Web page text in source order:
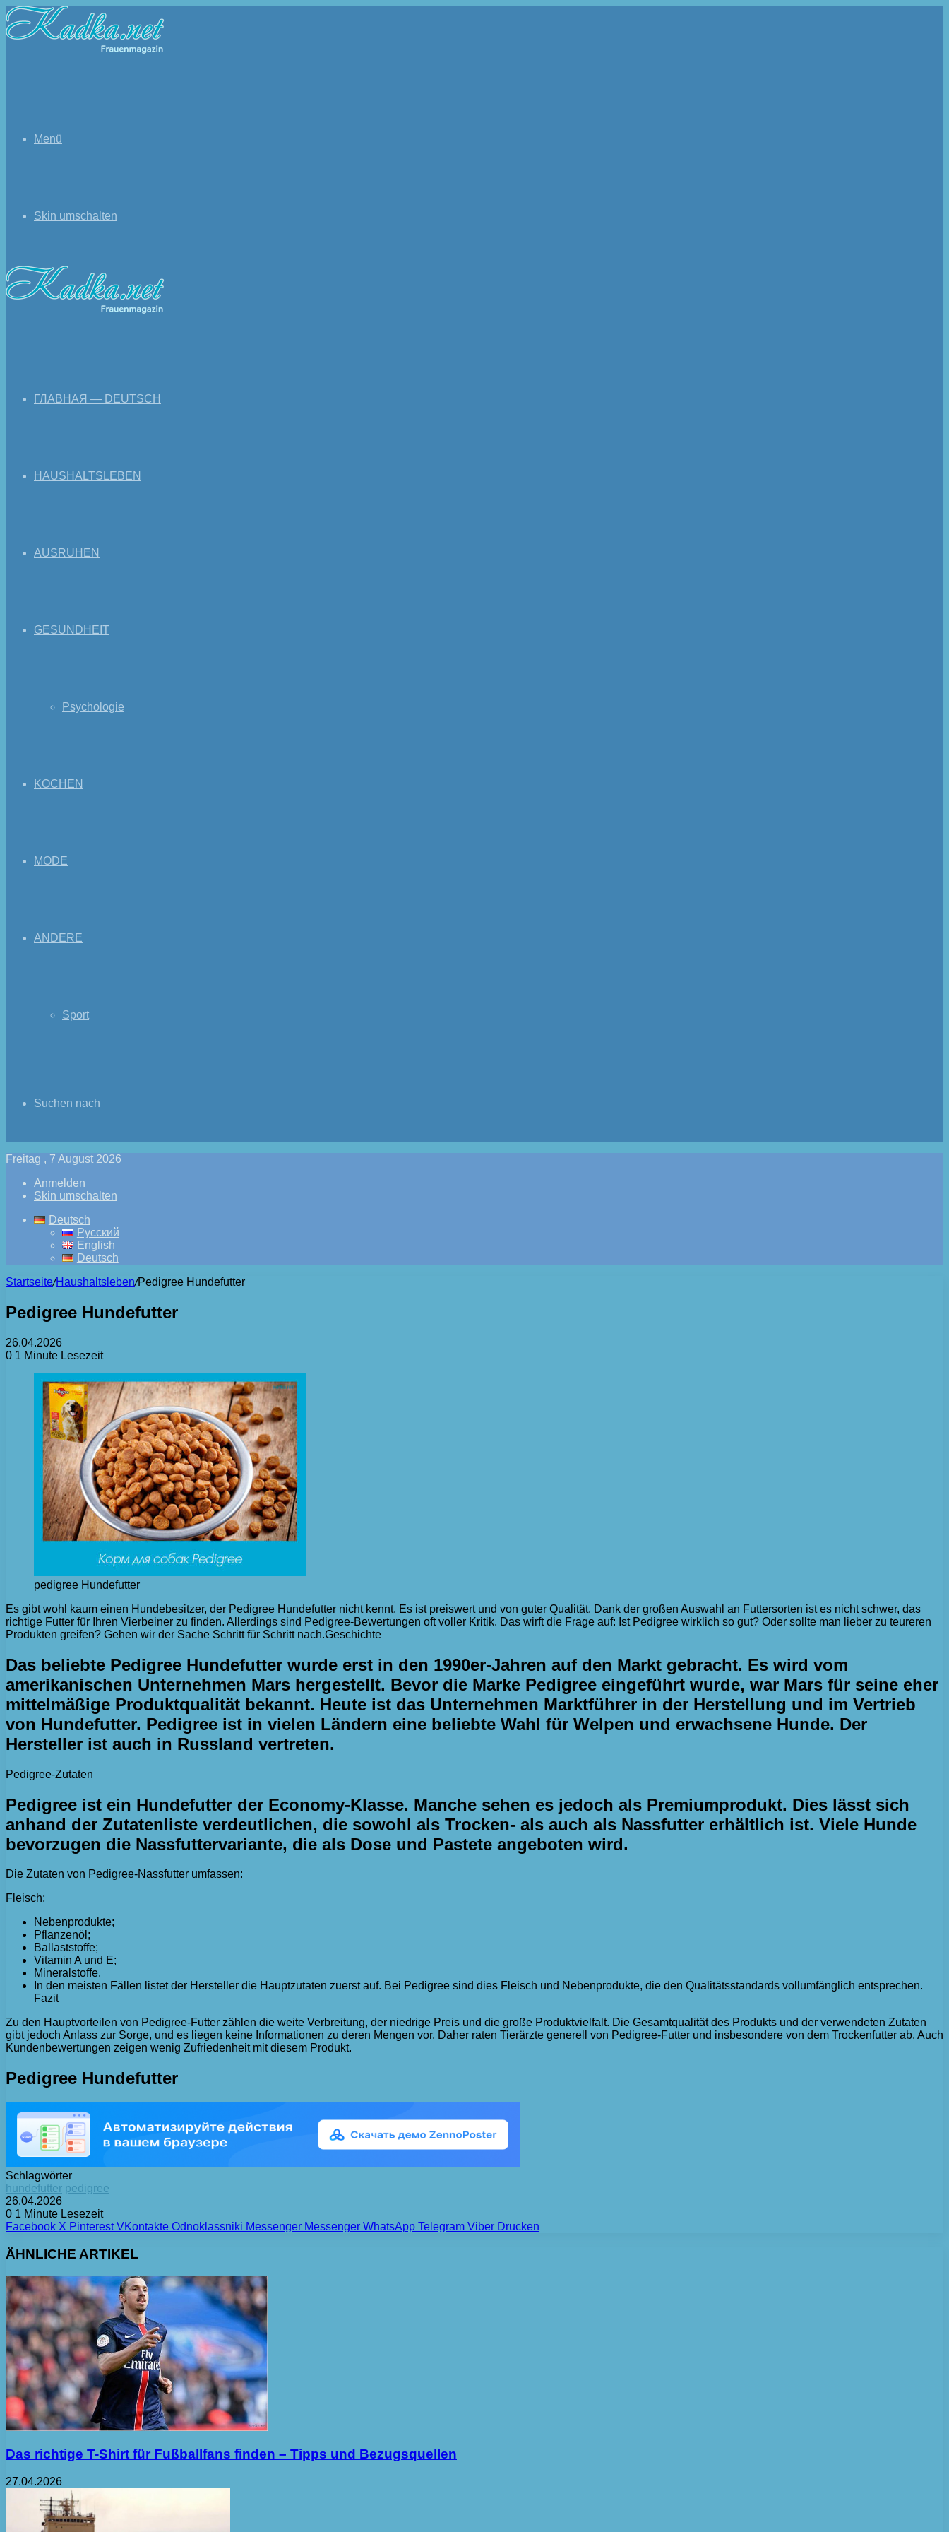
Menü
Skin umschalten
ГЛАВНАЯ — DEUTSCH
HAUSHALTSLEBEN
AUSRUHEN
GESUNDHEIT
Psychologie
KOCHEN
MODE
ANDERE
Sport
Suchen nach
Freitag , 7 August 2026
Anmelden
Skin umschalten
Deutsch
Русский
English
Deutsch
Startseite/Haushaltsleben/Pedigree Hundefutter
Pedigree Hundefutter
26.04.2026
0 1 Minute Lesezeit
pedigree Hundefutter
Es gibt wohl kaum einen Hundebesitzer, der Pedigree Hundefutter nicht kennt. Es ist preiswert und von guter Qualität. Dank der großen Auswahl an Futtersorten ist es nicht schwer, das
richtige Futter für Ihren Vierbeiner zu finden. Allerdings sind Pedigree-Bewertungen oft voller Kritik. Das wirft die Frage auf: Ist Pedigree wirklich so gut? Oder sollte man lieber zu teureren
Produkten greifen? Gehen wir der Sache Schritt für Schritt nach.Geschichte
Das beliebte Pedigree Hundefutter wurde erst in den 1990er-Jahren auf den Markt gebracht. Es wird vom
amerikanischen Unternehmen Mars hergestellt. Bevor die Marke Pedigree eingeführt wurde, war Mars für seine eher
mittelmäßige Produktqualität bekannt. Heute ist das Unternehmen Marktführer in der Herstellung und im Vertrieb
von Hundefutter. Pedigree ist in vielen Ländern eine beliebte Wahl für Welpen und erwachsene Hunde. Der
Hersteller ist auch in Russland vertreten.
Pedigree-Zutaten
Pedigree ist ein Hundefutter der Economy-Klasse. Manche sehen es jedoch als Premiumprodukt. Dies lässt sich
anhand der Zutatenliste verdeutlichen, die sowohl als Trocken- als auch als Nassfutter erhältlich ist. Viele Hunde
bevorzugen die Nassfuttervariante, die als Dose und Pastete angeboten wird.
Die Zutaten von Pedigree-Nassfutter umfassen:
Fleisch;
Nebenprodukte;
Pflanzenöl;
Ballaststoffe;
Vitamin A und E;
Mineralstoffe.
In den meisten Fällen listet der Hersteller die Hauptzutaten zuerst auf. Bei Pedigree sind dies Fleisch und Nebenprodukte, die den Qualitätsstandards vollumfänglich entsprechen.
Fazit
Zu den Hauptvorteilen von Pedigree-Futter zählen die weite Verbreitung, der niedrige Preis und die große Produktvielfalt. Die Gesamtqualität des Produkts und der verwendeten Zutaten
gibt jedoch Anlass zur Sorge, und es liegen keine Informationen zu deren Mengen vor. Daher raten Tierärzte generell von Pedigree-Futter und insbesondere von dem Trockenfutter ab. Auch
Kundenbewertungen zeigen wenig Zufriedenheit mit diesem Produkt.
Pedigree Hundefutter
Schlagwörter
hundefutter pedigree
26.04.2026
0 1 Minute Lesezeit
Facebook X Pinterest VKontakte Odnoklassniki Messenger Messenger WhatsApp Telegram Viber Drucken
ÄHNLICHE ARTIKEL
Das richtige T-Shirt für Fußballfans finden – Tipps und Bezugsquellen
27.04.2026